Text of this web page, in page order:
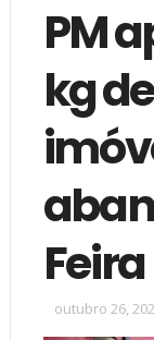
PM
kg
Feira
outubro 26,